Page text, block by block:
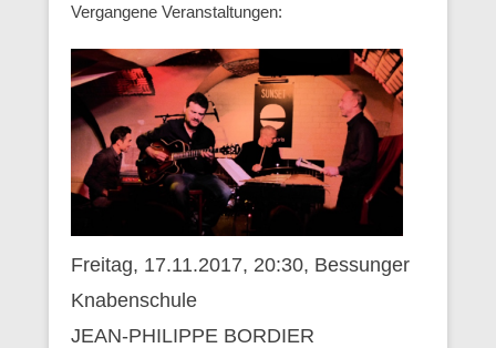
Vergangene Veranstaltungen:
Freitag, 17.11.2017, 20:30, Bessunger
Knabenschule
JEAN-PHILIPPE BORDIER